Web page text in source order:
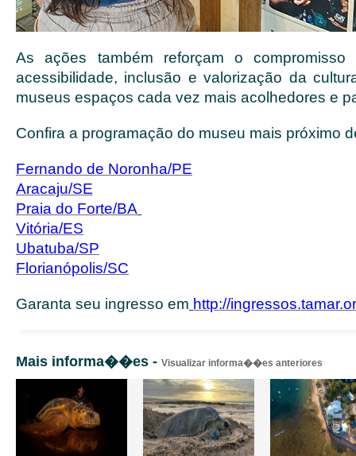
As ações também reforçam o compromisso
acessibilidade, inclusão e valorização da
museus espaços cada vez mais acolhedores e
Confira a programação do museu mais próximo
Fernando de Noronha/PE
Aracaju/SE
Praia do Forte/BA
Vitória/ES
Ubatuba/SP
Florianópolis/SC
Garanta seu ingresso em http://
Mais informa��es - Visualizar informa��es anteriores